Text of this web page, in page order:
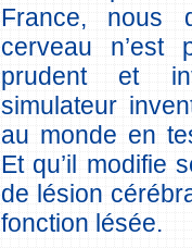
France, nous
cerveau n’est
prudent et
simulateur
au monde en
Et qu’il modifie
de lésion
fonction lésée.